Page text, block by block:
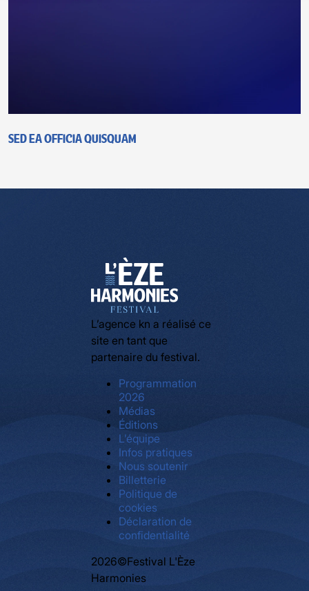
Sed ea officia quisquam
L’agence kn a réalisé ce
site en tant que
partenaire du festival.
Programmation
2026
Médias
Éditions
L’équipe
Infos pratiques
Nous soutenir
Billetterie
Politique de
cookies
Déclaration de
confidentialité
2026©Festival L'Èze
Harmonies